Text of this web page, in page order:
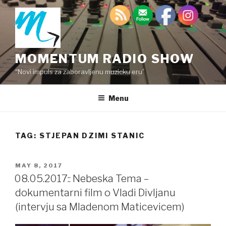
Skip
content
MOMENTUM RADIO SHOW
“Novi impuls za zaboravljenu muzicku eru”
Menu
TAG: STJEPAN DZIMI STANIC
POSTED
ON
MAY 8, 2017
08.05.2017:: Nebeska Tema –
dokumentarni film o Vladi Divljanu
(intervju sa Mladenom Maticevicem)